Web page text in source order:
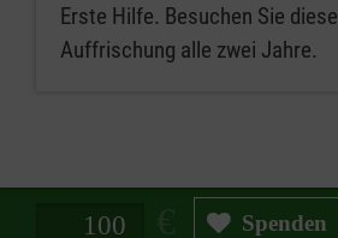
Erste Hilfe. Besuchen Sie
Auffrischung alle zwei Jahre.
Spendenbetrag in Euro Spenden